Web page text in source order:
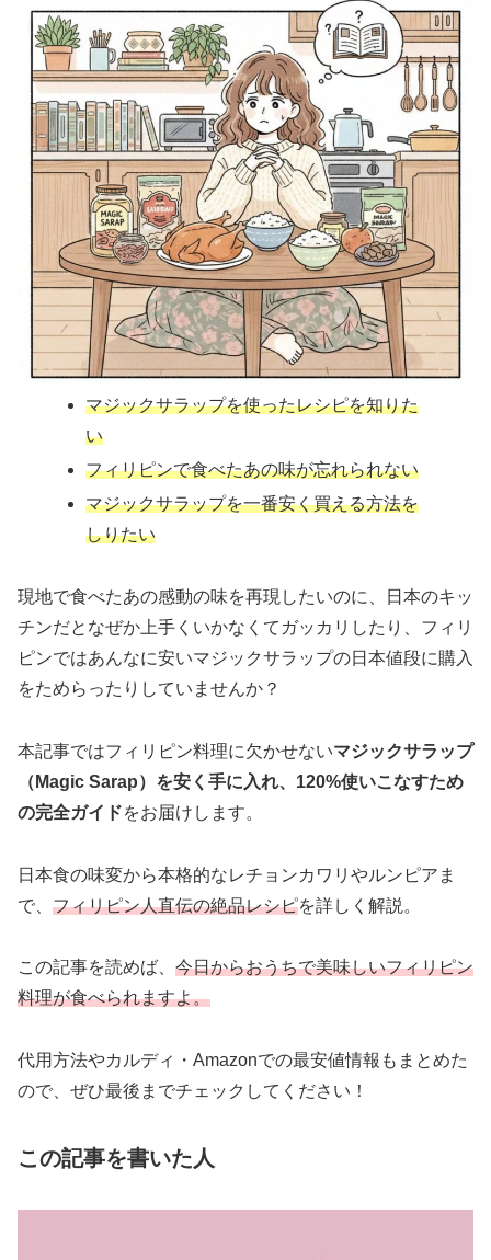
マジックサラップを使ったレシピを知りた
い
フィリピンで食べたあの味が忘れられない
マジックサラップを一番安く買える方法を
しりたい
現地で食べたあの感動の味を再現したいのに、日本のキッ
チンだとなぜか上手くいかなくてガッカリしたり、フィリ
ピンではあんなに安いマジックサラップの日本値段に購入
をためらったりしていませんか？
本記事ではフィリピン料理に欠かせないマジックサラップ
（Magic Sarap）を安く手に入れ、120%使いこなすため
の完全ガイドをお届けします。
日本食の味変から本格的なレチョンカワリやルンピアま
で、 フィリピン人直伝の絶品レシピを詳しく解説。
この記事を読めば、 今日からおうちで美味しいフィリピン
料理が食べられますよ。
代用方法やカルディ・Amazonでの最安値情報もまとめた
ので、ぜひ最後までチェックしてください！
この記事を書いた人